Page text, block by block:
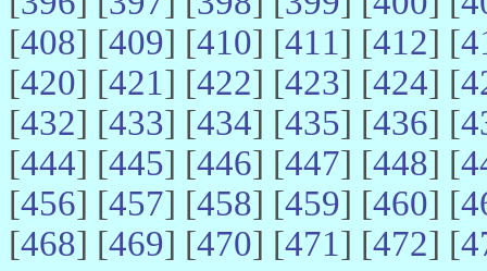
[408] [409] [410] [411] [412] [
[420] [421] [422] [423] [424] [
[432] [433] [434] [435] [436] [
[444] [445] [446] [447] [448] [
[456] [457] [458] [459] [460] [
[468] [469] [470] [471] [472] [